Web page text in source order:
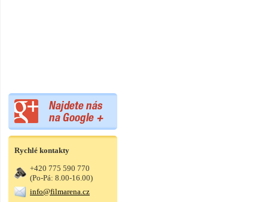
Rychlé kontakty
+420 775 590 770
(Po-Pá: 8.00-16.00)
info@filmarena.cz